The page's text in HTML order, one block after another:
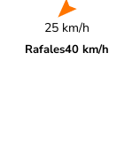
25 km/h
Rafales40 km/h